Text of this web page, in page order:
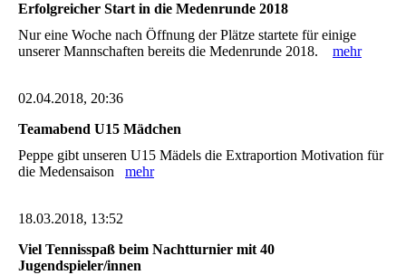
Erfolgreicher Start in die Medenrunde 2018
Nur eine Woche nach Öffnung der Plätze startete für einige
unserer Mannschaften bereits die Medenrunde 2018. mehr
02.04.2018, 20:36
Teamabend U15 Mädchen
Peppe gibt unseren U15 Mädels die Extraportion Motivation für
die Medensaison mehr
18.03.2018, 13:52
Viel Tennisspaß beim Nachtturnier mit 40
Jugendspieler/innen